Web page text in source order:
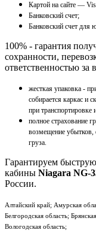
Картой на сайте —
Банковский счет;
Банковский счет
100% - гарантия
сохранности,
ответственностью за
жесткая упаковка -
собирается каркас и
при транспортировке
полное страхование
возмещение убытков,
груза.
Гарантируем
кабины Niagara NG-
России.
Алтайский край; Амурская
Белгородская область;
Вологодская область;